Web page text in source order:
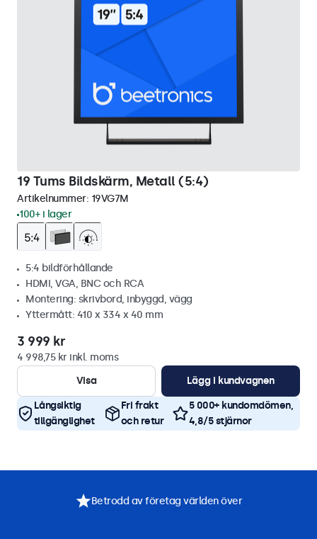
19 Tums Bildskärm, Metall (5:4)
Artikelnummer: 19VG7M
100+ i lager
5:4 bildförhållande
HDMI, VGA, BNC och RCA
Montering: skrivbord, inbyggd, vägg
Yttermått: 410 x 334 x 40 mm
3 999 kr
4 998,75 kr inkl. moms
Visa
Lägg i kundvagnen
Långsiktig
tillgänglighet
Fri frakt
och retur
5 000+ kundomdömen,
4,8/5 stjärnor
Betrodd av företag världen över